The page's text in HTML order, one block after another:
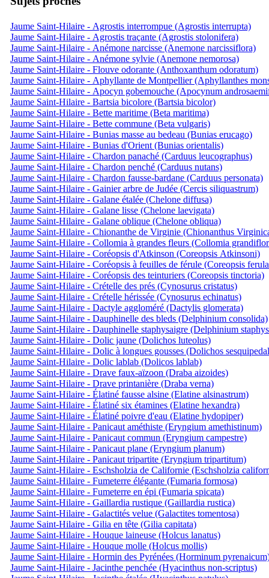
Jaume Saint-Hilaire - Agrostis interrompue (Agrostis interrupta)
Jaume Saint-Hilaire - Agrostis traçante (Agrostis stolonifera)
Jaume Saint-Hilaire - Anémone narcisse (Anemone narcissiflora)
Jaume Saint-Hilaire - Anémone sylvie (Anemone nemorosa)
Jaume Saint-Hilaire - Flouve odorante (Anthoxanthum odoratum)
Jaume Saint-Hilaire - Aphyllante de Montpellier (Aphyllanthes
Jaume Saint-Hilaire - Apocyn gobemouche (Apocynum
Jaume Saint-Hilaire - Bartsia bicolore (Bartsia bicolor)
Jaume Saint-Hilaire - Bette maritime (Beta maritima)
Jaume Saint-Hilaire - Bette commune (Beta vulgaris)
Jaume Saint-Hilaire - Bunias masse au bedeau (Bunias erucago)
Jaume Saint-Hilaire - Bunias d'Orient (Bunias orientalis)
Jaume Saint-Hilaire - Chardon panaché (Carduus leucographus)
Jaume Saint-Hilaire - Chardon penché (Carduus nutans)
Jaume Saint-Hilaire - Chardon fausse-bardane (Carduus personata)
Jaume Saint-Hilaire - Gainier arbre de Judée (Cercis siliquastrum)
Jaume Saint-Hilaire - Galane étalée (Chelone diffusa)
Jaume Saint-Hilaire - Galane lisse (Chelone laevigata)
Jaume Saint-Hilaire - Galane oblique (Chelone obliqua)
Jaume Saint-Hilaire - Chionanthe de Virginie (Chionanthus
Jaume Saint-Hilaire - Collomia à grandes fleurs (Collomia
Jaume Saint-Hilaire - Coréopsis d'Atkinson (Coreopsis Atkinsoni)
Jaume Saint-Hilaire - Coréopsis à feuilles de férule (Coreopsis
Jaume Saint-Hilaire - Coréopsis des teinturiers (Coreopsis tinctoria)
Jaume Saint-Hilaire - Crételle des prés (Cynosurus cristatus)
Jaume Saint-Hilaire - Crételle hérissée (Cynosurus echinatus)
Jaume Saint-Hilaire - Dactyle aggloméré (Dactylis glomerata)
Jaume Saint-Hilaire - Dauphinelle des bleds (Delphinium consolida)
Jaume Saint-Hilaire - Dauphinelle staphysaigre (Delphinium
Jaume Saint-Hilaire - Dolic jaune (Dolichos luteolus)
Jaume Saint-Hilaire - Dolic à longues gousses (Dolichos
Jaume Saint-Hilaire - Dolic lablab (Dolicos lablab)
Jaume Saint-Hilaire - Drave faux-aïzoon (Draba aizoides)
Jaume Saint-Hilaire - Drave printanière (Draba verna)
Jaume Saint-Hilaire - Élatiné fausse alsine (Elatine alsinastrum)
Jaume Saint-Hilaire - Élatiné six étamines (Elatine hexandra)
Jaume Saint-Hilaire - Élatiné poivre d'eau (Elatine hydopiper)
Jaume Saint-Hilaire - Panicaut améthiste (Eryngium amethistinum)
Jaume Saint-Hilaire - Panicaut commun (Eryngium campestre)
Jaume Saint-Hilaire - Panicaut plane (Eryngium planum)
Jaume Saint-Hilaire - Panicaut tripartite (Eryngium tripartitum)
Jaume Saint-Hilaire - Eschsholzia de Californie (Eschsholzia
Jaume Saint-Hilaire - Fumeterre élégante (Fumaria formosa)
Jaume Saint-Hilaire - Fumeterre en épi (Fumaria spicata)
Jaume Saint-Hilaire - Gaillardia rustique (Gaillardia rustica)
Jaume Saint-Hilaire - Galactités velue (Galactites tomentosa)
Jaume Saint-Hilaire - Gilia en tête (Gilia capitata)
Jaume Saint-Hilaire - Houque laineuse (Holcus lanatus)
Jaume Saint-Hilaire - Houque molle (Holcus mollis)
Jaume Saint-Hilaire - Hormin des Pyrénées (Horminum
Jaume Saint-Hilaire - Jacinthe penchée (Hyacinthus non-scriptus)